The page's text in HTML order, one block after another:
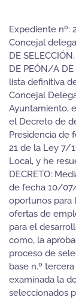
Expediente nº:
Concejal
DE
DE PEÓN/A
lista definitiva
Concejal
Ayuntamiento,
el Decreto de
Presidencia de
21 de la Ley 7/
Local, y he
DECRETO:
de fecha 10/
oportunos para
ofertas de
para el
como, la
proceso de
base n.º
examinada la
seleccionados